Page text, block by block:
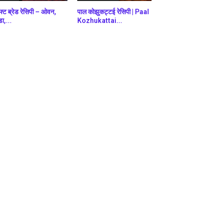
ब्रेड रेसिपी – ओवन,
पाल कोझुकट्टई रेसिपी | Paal
Kozhukattai...